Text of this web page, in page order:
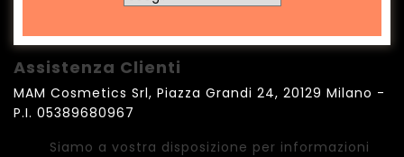
Assistenza Clienti
MAM Cosmetics Srl, Piazza Grandi 24, 20129 Milano -
P.I. 05389680967
Siamo a vostra disposizione per informazioni